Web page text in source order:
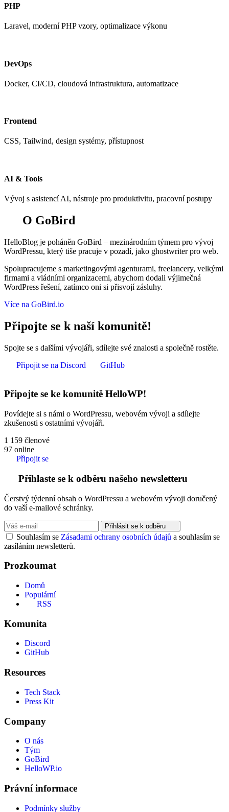
PHP
Laravel, moderní PHP vzory, optimalizace výkonu
DevOps
Docker, CI/CD, cloudová infrastruktura, automatizace
Frontend
CSS, Tailwind, design systémy, přístupnost
AI & Tools
Vývoj s asistencí AI, nástroje pro produktivitu, pracovní postupy
O GoBird
HelloBlog je poháněn GoBird – mezinárodním týmem pro vývoj
WordPressu, který tiše pracuje v pozadí, jako ghostwriter pro web.
Spolupracujeme s marketingovými agenturami, freelancery, velkými
firmami a vládními organizacemi, abychom dodali výjimečná
WordPress řešení, zatímco oni si přisvojí zásluhy.
Více na GoBird.io
Připojte se k naší komunitě!
Spojte se s dalšími vývojáři, sdílejte své znalosti a společně rostěte.
Připojit se na Discord
GitHub
Připojte se ke komunitě HelloWP!
Povídejte si s námi o WordPressu, webovém vývoji a sdílejte
zkušenosti s ostatními vývojáři.
1 159 členové
97 online
Připojit se
Přihlaste se k odběru našeho newsletteru
Čerstvý týdenní obsah o WordPressu a webovém vývoji doručený
do vaší e-mailové schránky.
Přihlásit se k odběru
Souhlasím se Zásadami ochrany osobních údajů a souhlasím se
zasíláním newsletterů.
Prozkoumat
Domů
Populární
RSS
Komunita
Discord
GitHub
Resources
Tech Stack
Press Kit
Company
O nás
Tým
GoBird
HelloWP.io
Právní informace
Podmínky služby